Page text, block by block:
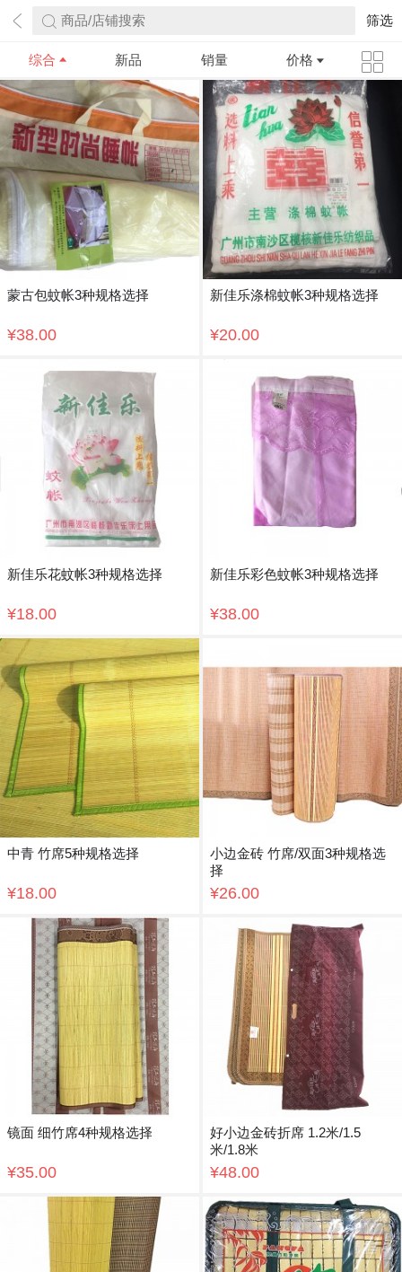
商品/店铺搜索 筛选
综合 新品 销量 价格
蒙古包蚊帐3种规格选择
¥38.00
新佳乐涤棉蚊帐3种规格选择
¥20.00
新佳乐花蚊帐3种规格选择
¥18.00
新佳乐彩色蚊帐3种规格选择
¥38.00
中青 竹席5种规格选择
¥18.00
小边金砖 竹席/双面3种规格选
择
¥26.00
镜面 细竹席4种规格选择
¥35.00
好小边金砖折席 1.2米/1.5
米/1.8米
¥48.00